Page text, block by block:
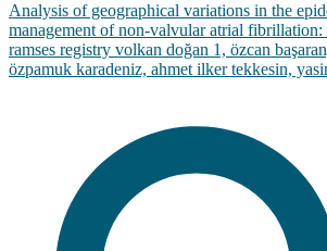
Analysis of geographical variations in the
management of non-valvular atrial fibrillation:
ramses registry volkan doğan 1, özcan
özpamuk karadeniz, ahmet ilker tekkesin,